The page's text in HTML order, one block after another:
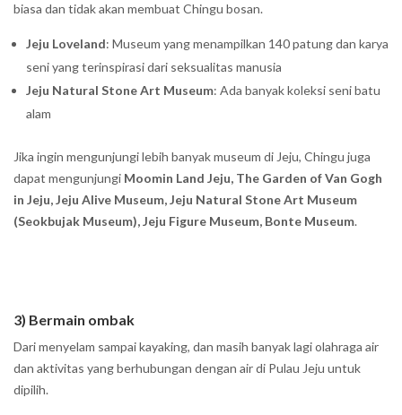
biasa dan tidak akan membuat Chingu bosan.
Jeju Loveland: Museum yang menampilkan 140 patung dan karya
seni yang terinspirasi dari seksualitas manusia
Jeju Natural Stone Art Museum: Ada banyak koleksi seni batu
alam
Jika ingin mengunjungi lebih banyak museum di Jeju, Chingu juga
dapat mengunjungi Moomin Land Jeju, The Garden of Van Gogh
in Jeju, Jeju Alive Museum, Jeju Natural Stone Art Museum
(Seokbujak Museum), Jeju Figure Museum, Bonte Museum.
3) Bermain ombak
Dari menyelam sampai kayaking, dan masih banyak lagi olahraga air
dan aktivitas yang berhubungan dengan air di Pulau Jeju untuk
dipilih.